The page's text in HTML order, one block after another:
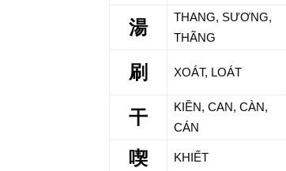
湯
THANG, SƯƠNG,
THÃNG
刷 XOÁT, LOÁT
干
KIỀN, CAN, CÀN,
CÁN
喫 KHIẾT